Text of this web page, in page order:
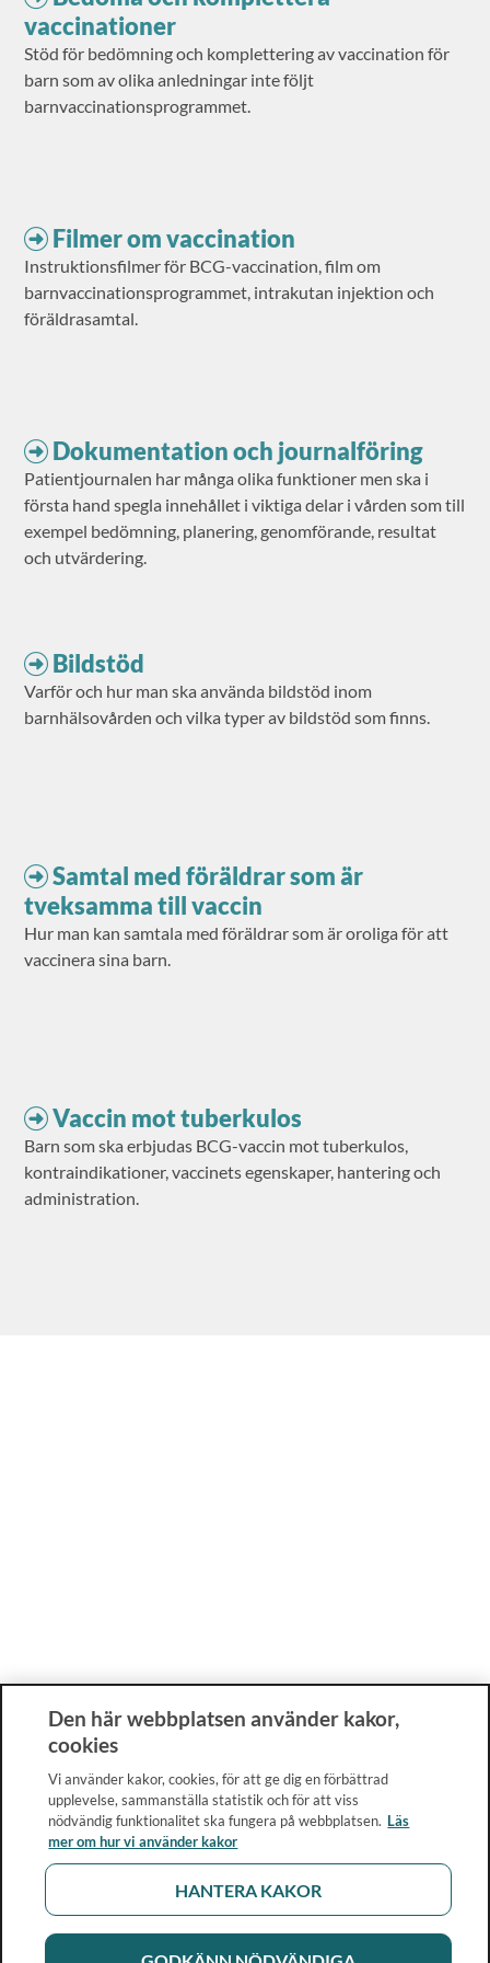
vaccinationer
Stöd för bedömning och komplettering av vaccination för
barn som av olika anledningar inte följt
barnvaccinationsprogrammet.
Filmer om vaccination
Instruktionsfilmer för BCG-vaccination, film om
barnvaccinationsprogrammet, intrakutan injektion och
föräldrasamtal.
Dokumentation och journalföring
Patientjournalen har många olika funktioner men ska i
första hand spegla innehållet i viktiga delar i vården som till
exempel bedömning, planering, genomförande, resultat
och utvärdering.
Bildstöd
Varför och hur man ska använda bildstöd inom
barnhälsovården och vilka typer av bildstöd som finns.
Samtal med föräldrar som är
tveksamma till vaccin
Hur man kan samtala med föräldrar som är oroliga för att
vaccinera sina barn.
Vaccin mot tuberkulos
Barn som ska erbjudas BCG-vaccin mot tuberkulos,
kontraindikationer, vaccinets egenskaper, hantering och
administration.
Den här webbplatsen använder kakor,
cookies
Vi använder kakor, cookies, för att ge dig en förbättrad
upplevelse, sammanställa statistik och för att viss
nödvändig funktionalitet ska fungera på webbplatsen. Läs
mer om hur vi använder kakor
HANTERA KAKOR